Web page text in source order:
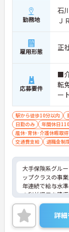
勤務地
石
Ｊ
雇用形態 正
応募要件
■
転
ー
め
駅から徒歩10分以内
日勤のみ
年間休日
産休･育休･介護休暇取
交通費支給
退職金制
大手保険系グル
ップクラスの事
年連続で給与水
の利益還元を積
を変える」とい
CT技術の導入に
的負担の軽減に
内大学を通じた
詳